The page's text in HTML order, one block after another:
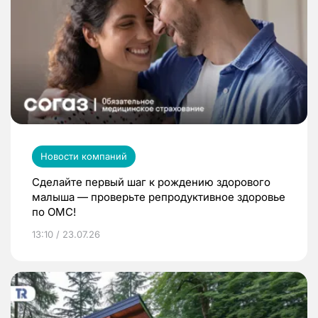
Новости компаний
Сделайте первый шаг к рождению здорового
малыша — проверьте репродуктивное здоровье
по ОМС!
13:10 / 23.07.26